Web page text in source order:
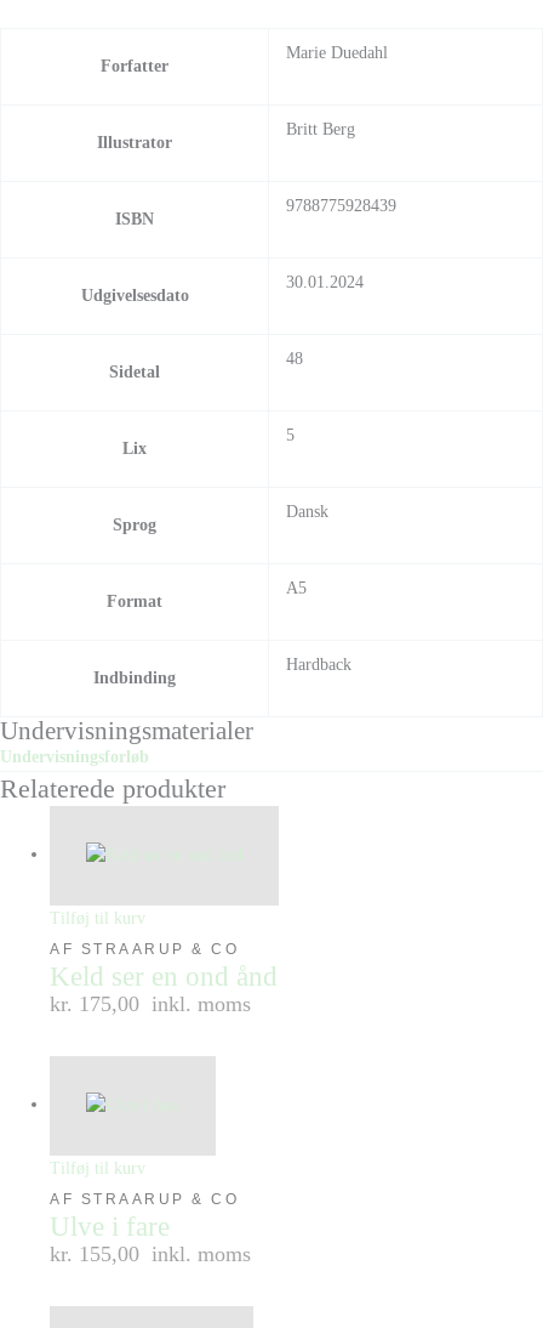
Forfatter
Marie Duedahl
Illustrator
Britt Berg
ISBN
9788775928439
Udgivelsesdato
30.01.2024
Sidetal
48
Lix
5
Sprog
Dansk
Format
A5
Indbinding
Hardback
Undervisningsmaterialer
Undervisningsforløb
Relaterede produkter
Tilføj til kurv
AF STRAARUP & CO
Keld ser en ond ånd
kr. 175,00 inkl. moms
Tilføj til kurv
AF STRAARUP & CO
Ulve i fare
kr. 155,00 inkl. moms